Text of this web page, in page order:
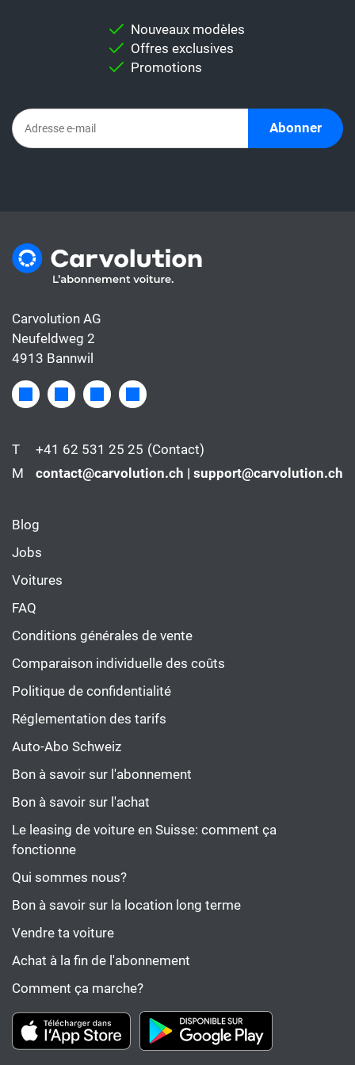
comparaison individuelle.
Important:Ne comparez jamais
abonnement automobile. En effet,
l'abonnement comprend déjà tous les coûts
de la voiture, alors que le taux de leasing ne
Nouveaux modèles
Offres exclusives
Promotions
Abonner
Carvolution AG
Neufeldweg 2
4913 Bannwil
T +41 62 531 25 25 (Contact)
M
contact@carvolution.ch | support@carvolution.ch
Blog
Jobs
Voitures
FAQ
Conditions générales de vente
Comparaison individuelle des coûts
Politique de confidentialité
Réglementation des tarifs
Auto-Abo Schweiz
Bon à savoir sur l'abonnement
Bon à savoir sur l'achat
Le leasing de voiture en Suisse: comment ça
fonctionne
Qui sommes nous?
Bon à savoir sur la location long terme
Vendre ta voiture
Achat à la fin de l'abonnement
Comment ça marche?